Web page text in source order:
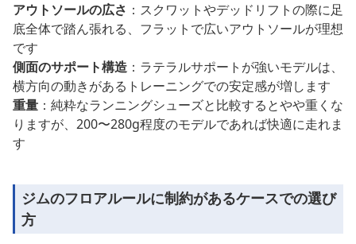
アウトソールの広さ ：スクワットやデッドリフトの際に足
底全体で踏ん張れる、フラットで広いアウトソールが理想
です
側面のサポート構造 ：ラテラルサポートが強いモデルは、
横方向の動きがあるトレーニングでの安定感が増します
重量 ：純粋なランニングシューズと比較するとやや重くな
りますが、200〜280g程度のモデルであれば快適に走れま
す
ジムのフロアルールに制約があるケースでの選び
方